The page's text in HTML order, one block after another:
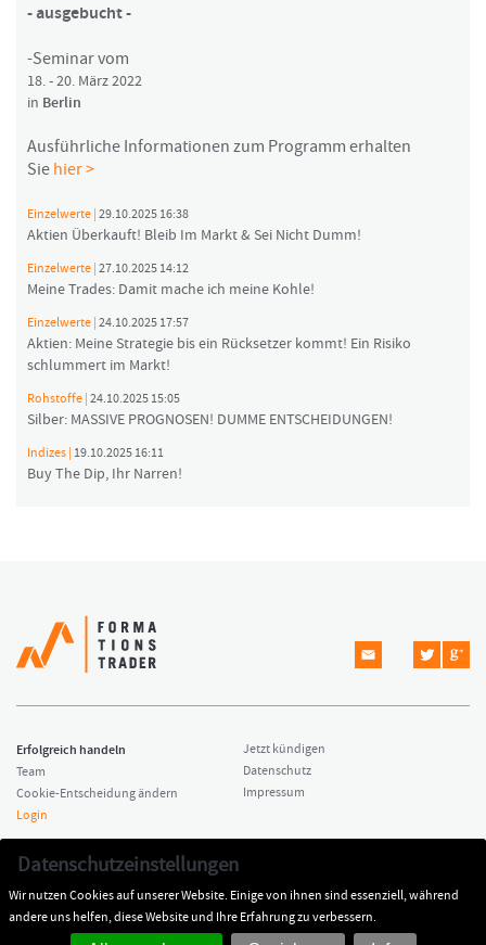
- ausgebucht -
-Seminar vom
18. - 20. März 2022
in Berlin
Ausführliche Informationen zum Programm erhalten
Sie hier >
Einzelwerte | 29.10.2025 16:38
Aktien Überkauft! Bleib Im Markt & Sei Nicht Dumm!
Einzelwerte | 27.10.2025 14:12
Meine Trades: Damit mache ich meine Kohle!
Einzelwerte | 24.10.2025 17:57
Aktien: Meine Strategie bis ein Rücksetzer kommt! Ein Risiko
schlummert im Markt!
Rohstoffe | 24.10.2025 15:05
Silber: MASSIVE PROGNOSEN! DUMME ENTSCHEIDUNGEN!
Indizes | 19.10.2025 16:11
Buy The Dip, Ihr Narren!
Erfolgreich handeln
Team
Cookie-Entscheidung ändern
Datenschutzeinstellungen
Wir nutzen Cookies auf unserer Website. Einige von ihnen sind essenziell, während
andere uns helfen, diese Website und Ihre Erfahrung zu verbessern.
Login
Jetzt kündigen
Datenschutz
Impressum
Copyright © 2026 Formationstrader
Impressum
kontakt@formationstrader.de